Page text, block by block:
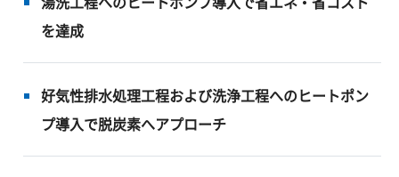
を達成
好気性排水処理工程および洗浄工程へのヒートポン
プ導入で脱炭素へアプローチ